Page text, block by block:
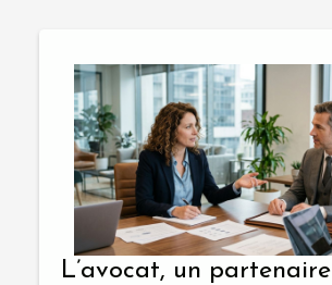
L’avocat, un partenaire